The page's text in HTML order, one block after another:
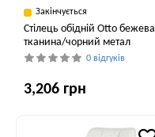
Закінчується
Cтілець обідній Otto бежева
тканина/чорний метал
0 відгуків
3,206 грн